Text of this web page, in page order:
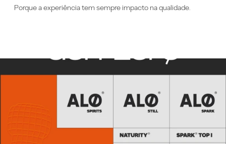
Porque a experiência tem sempre impacto na qualidade.